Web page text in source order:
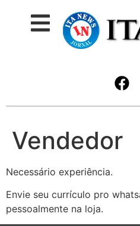
Vendedor
Necessário experiência.
Envie seu currículo pro
pessoalmente na loja.